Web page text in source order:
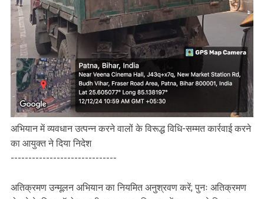
अभियान में व्यवधान उत्पन्न करने वालों के विरूद्ध विधि-सम्मत कार्रवाई करने
का आयुक्त ने दिया निदेश
------------------------------
अतिक्रमण उन्मूलन अभियान का नियमित अनुश्रवण करें; पुनः अतिक्रमण